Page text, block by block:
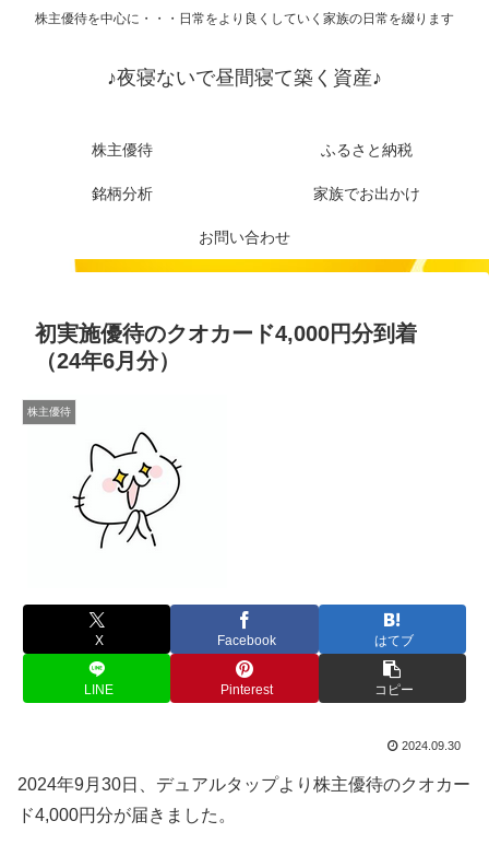
株主優待を中心に・・・日常をより良くしていく家族の日常を綴ります
♪夜寝ないで昼間寝て築く資産♪
株主優待 ふるさと納税
銘柄分析 家族でお出かけ
お問い合わせ
初実施優待のクオカード4,000円分到着
（24年6月分）
株主優待
X Facebook はてブ
LINE Pinterest コピー
2024.09.30
2024年9月30日、デュアルタップより株主優待のクオカー
ド4,000円分が届きました。